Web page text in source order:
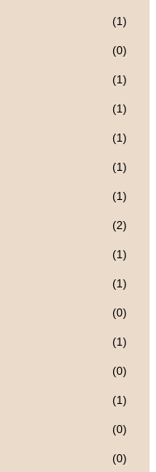
(1)
(0)
(1)
(1)
(1)
(1)
(1)
(2)
(1)
(1)
(0)
(1)
(0)
(1)
(0)
(0)